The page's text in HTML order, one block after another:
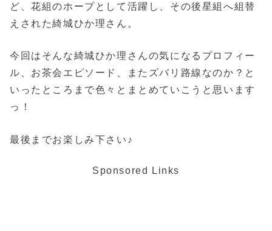
ど、花組のホープとして活躍し、その後星組へ組替
えされた綺城ひか理さん。
今回はそんな綺城ひか理さんの気になるプロフィー
ル、お茶会エピソード、またズバリ路線なのか？と
いったところまで色々とまとめていこうと思います
っ！
最後までお楽しみ下さい♪
Sponsored Links